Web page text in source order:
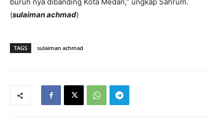
(sulaiman achmad)
TAGS sulaiman achmad